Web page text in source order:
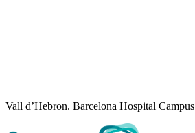
Vall d’Hebron. Barcelona Hospital Campus